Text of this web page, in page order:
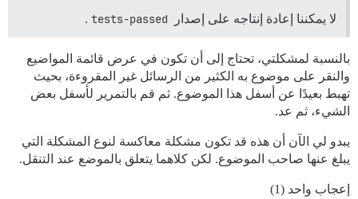
لا يمكننا إعادة إنتاجه على إصدار
tests-passed
.
بالنسبة لمشكلتي، تحتاج إلى أن تكون في عرض قائمة المواضيع
والنقر على موضوع به الكثير من الرسائل غير المقروءة، بحيث
تهبط بعيدًا عن أسفل هذا الموضوع. ثم قم بالتمرير لأسفل بعض
الشيء، ثم عد.
يبدو لي الآن أن هذه قد تكون مشكلة معاكسة لنوع المشكلة التي
يبلغ عنها صاحب الموضوع. لكن كلاهما يتعلق بالموضع عند التنقل.
إعجاب واحد (1)